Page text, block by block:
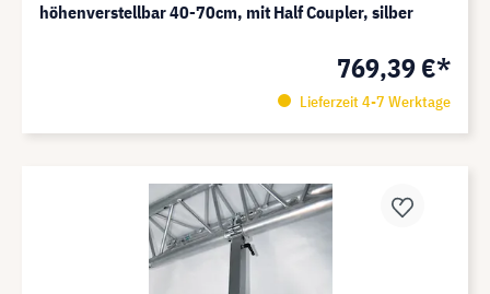
höhenverstellbar 40-70cm, mit Half Coupler, silber
769,39 €*
Lieferzeit 4-7 Werktage